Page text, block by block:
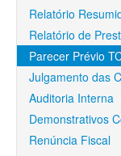
Locações
Controle Social
Relatório
Relatório de
Parecer Prévio
Julgamento das
Auditoria Interna
Demonstrativos
Renúncia Fiscal